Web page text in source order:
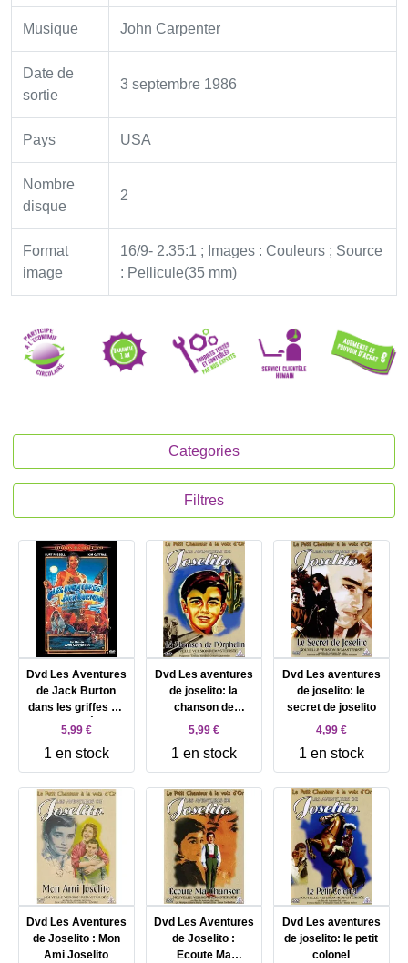
Musique John Carpenter
Date de
sortie
3 septembre 1986
Pays USA
Nombre
disque
2
Format
image
16/9- 2.35:1 ; Images : Couleurs ; Source
: Pellicule(35 mm)
Categories
Filtres
Dvd Les Aventures
de Jack Burton
dans les griffes du
Mandarin - Édition
5,99 €
1 en stock
Dvd Les aventures
de joselito: la
chanson de
l'orphelin
5,99 €
1 en stock
Dvd Les aventures
de joselito: le
secret de joselito
4,99 €
1 en stock
Dvd Les Aventures
de Joselito : Mon
Ami Joselito
Dvd Les Aventures
de Joselito :
Ecoute Ma
Dvd Les aventures
de joselito: le petit
colonel